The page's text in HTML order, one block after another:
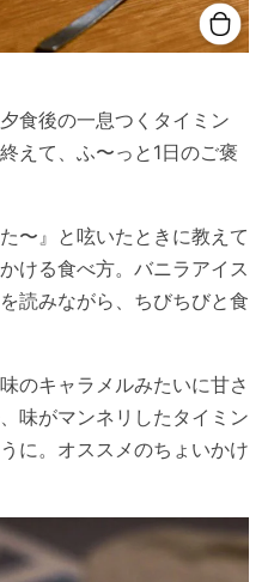
食後の一息つくタイミン
えて、ふ〜っと1日のご褒
〜』と呟いたときに教えて
ける食べ方。バニラアイス
読みながら、ちびちびと食
のキャラメルみたいに甘さ
味がマンネリしたタイミン
に。オススメのちょいかけ